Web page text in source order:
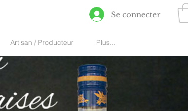
Se connecter
Artisan / Producteur Plus...